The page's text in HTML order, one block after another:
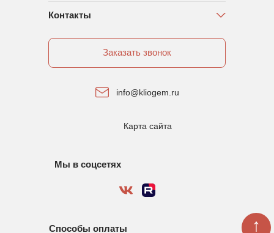
Контакты
Заказать звонок
info@kliogem.ru
Карта сайта
Мы в соцсетях
Способы оплаты ↑